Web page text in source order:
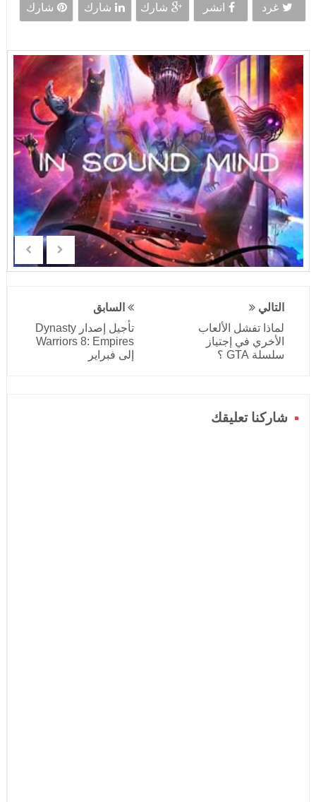
غرد انشر شارك شارك شارك
التالي
لماذا تفشل الألعاب
الأخري في إجتياز
سلسلة GTA ؟
السابق
تأجيل إصدار Dynasty
Warriors 8: Empires
إلى فبراير
شاركنا تعليقك